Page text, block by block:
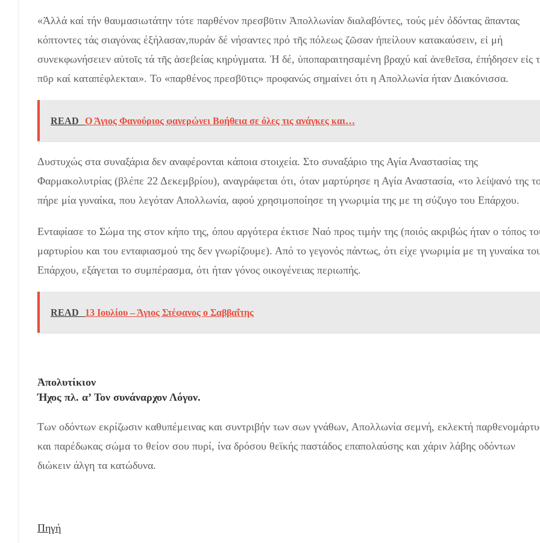
«Ἀλλά καί τήν θαυμασιωτάτην τότε παρθένον πρεσβῡτιν Ἀπολλωνίαν διαλαβόντες, τούς μέν ỏδόντας ἃπαντας
κόπτοντες τάς σιαγόνας έξήλασαν,πυράν δέ νήσαντες πρό τῆς πόλεως ζῶσαν ἠπείλουν κατακαύσειν, εἰ μή
συνεκφωνήσειεν αὐτοῖς τά τῆς ἀσεβείας κηρύγματα. Ἡ δέ, ὑποπαραιτησαμένη βραχύ καί ἀνεθεῖσα, ἐπήδησεν εἰς
πῡρ καί καταπέφλεκται». Το «παρθένος πρεσβῡτις» προφανώς σημαίνει ότι η Απολλωνία ήταν Διακόνισσα.
READ Ο Άγιος Φανούριος φανερώνει Βοήθεια σε όλες τις ανάγκες και…
Δυστυχώς στα συναξάρια δεν αναφέρονται κάποια στοιχεία. Στο συναξάριο της Αγία Αναστασίας της
Φαρμακολυτρίας (βλέπε 22 Δεκεμβρίου), αναγράφεται ότι, όταν μαρτύρησε η Αγία Αναστασία, «το λείψανό της
πήρε μία γυναίκα, που λεγόταν Απολλωνία, αφού χρησιμοποίησε τη γνωριμία της με τη σύζυγο του Επάρχου.
Ενταφίασε το Σώμα της στον κήπο της, όπου αργότερα έκτισε Ναό προς τιμήν της (ποιός ακριβώς ήταν ο τόπος
μαρτυρίου και του ενταφιασμού της δεν γνωρίζουμε). Από το γεγονός πάντως, ότι είχε γνωριμία με τη γυναίκα
Επάρχου, εξάγεται το συμπέρασμα, ότι ήταν γόνος οικογένειας περιωπής.
READ 13 Ιουλίου – Άγιος Στέφανος ο Σαββαΐτης
Ἀπολυτίκιον
Ήχος πλ. α’ Τον συνάναρχον Λόγον.
Των οδόντων εκρίζωσιν καθυπέμεινας και συντριβήν των σων γνάθων, Απολλωνία σεμνή, εκλεκτή
και παρέδωκας σώμα το θείον σου πυρί, ίνα δρόσου θεϊκής παστάδος επαπολαύσης και χάριν λάβης οδόντων
διώκειν άλγη τα κατώδυνα.
Πηγή